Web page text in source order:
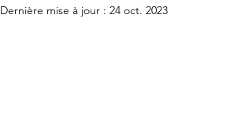
Dernière mise à jour : 24 oct. 2023